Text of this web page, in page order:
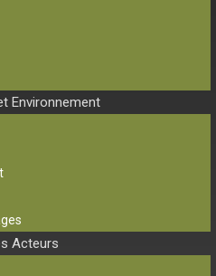
Environnement
Acteurs